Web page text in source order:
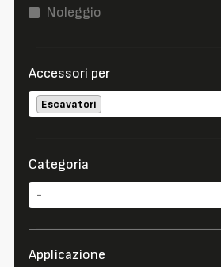
Noleggio
Accessori per
Escavatori
Categoria
Applicazione